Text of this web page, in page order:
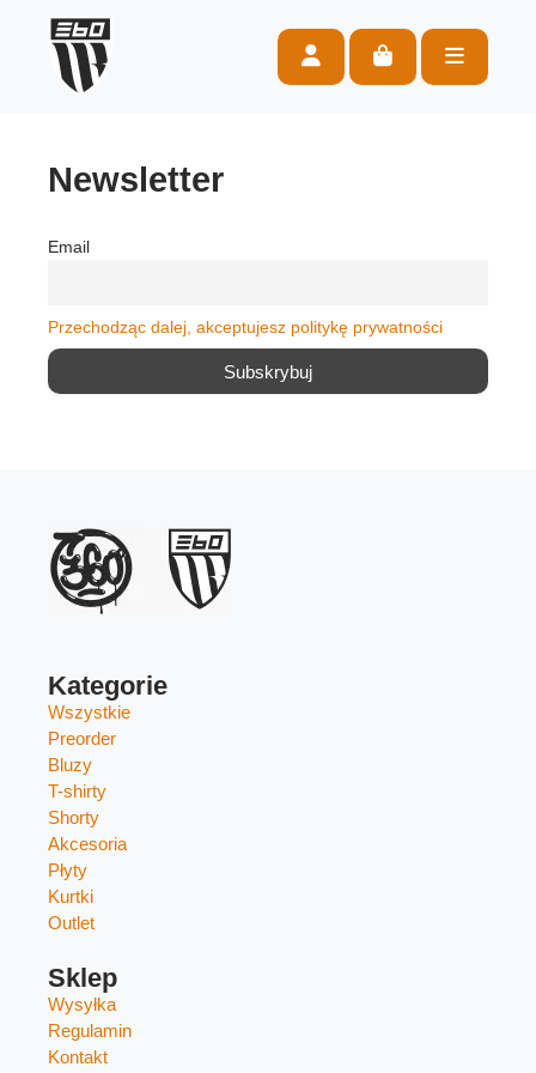
AccountCart Menu
Newsletter
Email
Przechodząc dalej, akceptujesz politykę prywatności
Kategorie
Wszystkie
Preorder
Bluzy
T-shirty
Shorty
Akcesoria
Płyty
Kurtki
Outlet
Sklep
Wysyłka
Regulamin
Kontakt